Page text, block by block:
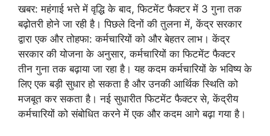
खबर: महंगाई भत्ते में वृद्धि के बाद, फिटमेंट फैक्टर में 3 गुना तक
बढ़ोतरी होने जा रही है। पिछले दिनों की तुलना में, केंद्र सरकार
द्वारा एक और तोहफा: कर्मचारियों को और बेहतर लाभ। केंद्र
सरकार की योजना के अनुसार, कर्मचारियों का फिटमेंट फैक्टर
तीन गुना तक बढ़ाया जा रहा है। यह कदम कर्मचारियों के भविष्य के
लिए एक बड़ी सुधार हो सकता है और उनकी आर्थिक स्थिति को
मजबूत कर सकता है। नई सुधारीत फिटमेंट फैक्टर से, केंद्रीय
कर्मचारियों को संबोधित करने में एक और कदम आगे बढ़ा गया है।